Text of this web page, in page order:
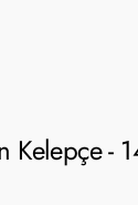
Kelepçe -